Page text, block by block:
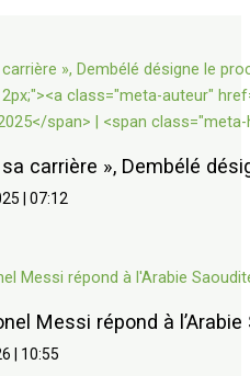
carrière », Dembélé
|07:12
Messi répond à
10:55